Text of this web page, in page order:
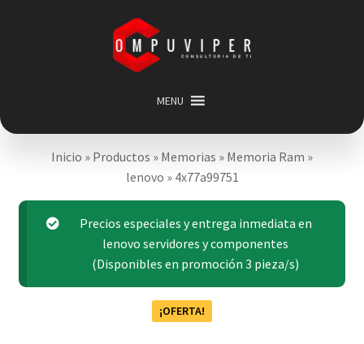
Saltar
navegación
contenido
MENU
Inicio
Categorias
Expandir
hijo
Carrito
Mi cuenta
Acerca de
Inicio » Productos » Memorias » Memoria Ram »
lenovo » 4x77a99751
Precios especiales y entrega inmediata en
lenovo servidores y componentes
(Disponibles en promoción 3 pieza/s)
¡OFERTA!